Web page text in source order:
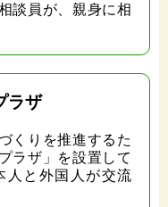
談員が、親身に相
ラザ
くりを推進するた
ラザ」を設置して
人と外国人が交流